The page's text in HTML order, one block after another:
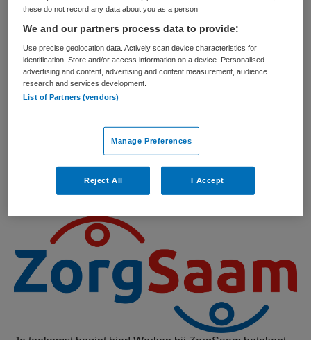
15 juli 2025 HBO
Niet nader bepaald Parttime
Vacature niet beschikbaar
Deze vacature Ambtelijk secretaris ondernemingsraad bij
ZorgSaam-Zeeuws Vlaanderen is niet meer actueel.
u wellicht interessant zijn.
these do not record any data about you as a person
We and our partners process data to provide:
Use precise geolocation data. Actively scan device characteristics for
identification. Store and/or access information on a device. Personalised
advertising and content, advertising and content measurement, audience
research and services development.
List of Partners (vendors)
Manage Preferences
Reject All I Accept